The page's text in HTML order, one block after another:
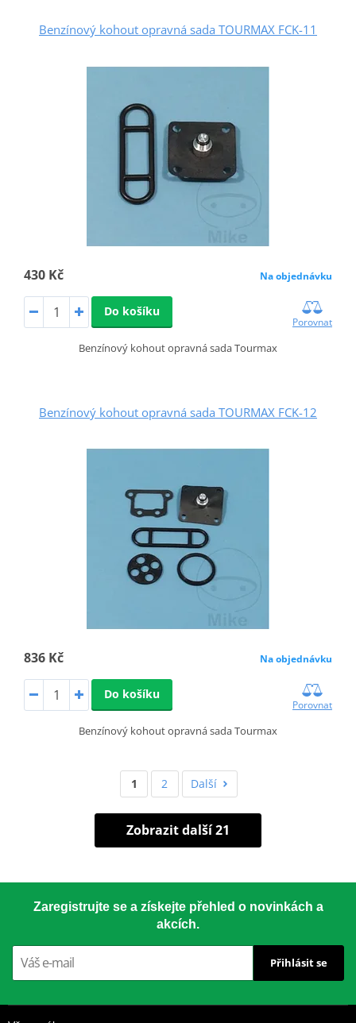
Benzínový kohout opravná sada TOURMAX FCK-11
430 Kč Na objednávku
Do košíku
Porovnat
Benzínový kohout opravná sada Tourmax
Benzínový kohout opravná sada TOURMAX FCK-12
836 Kč Na objednávku
Do košíku
Porovnat
Benzínový kohout opravná sada Tourmax
1 2 Další
Zobrazit další 21
Zaregistrujte se a získejte přehled o novinkách a
akcích.
Přihlásit se